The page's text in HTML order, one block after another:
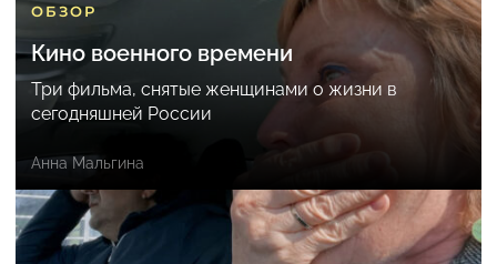
ОБЗОР
Кино военного времени
Три фильма, снятые женщинами о жизни в
сегодняшней России
Анна Мальгина